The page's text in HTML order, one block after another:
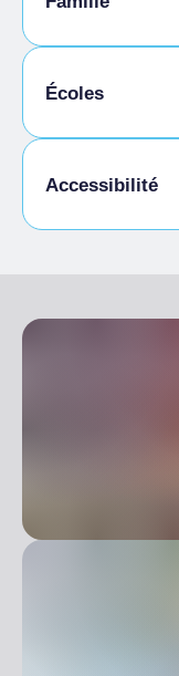
Menu enfants
Écoles
Étudiants admis
Accessibilité